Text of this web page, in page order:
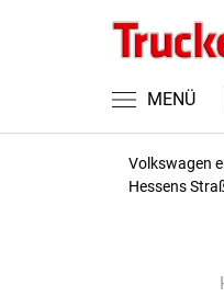
MENÜ
Volkswagen
Hessens